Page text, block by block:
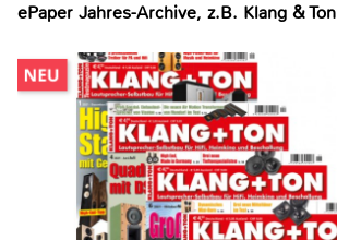
ePaper Jahres-Archive, z.B. Klang & Ton